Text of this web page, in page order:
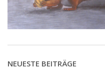
NEUESTE BEITRÄGE